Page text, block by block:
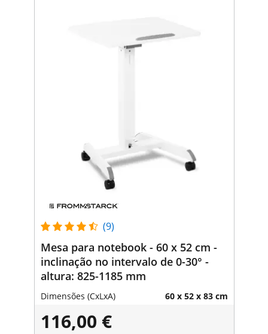
(9)
Mesa para notebook - 60 x 52 cm -
inclinação no intervalo de 0-30° -
altura: 825-1185 mm
Dimensões (CxLxA) 60 x 52 x 83 cm
116,00 €